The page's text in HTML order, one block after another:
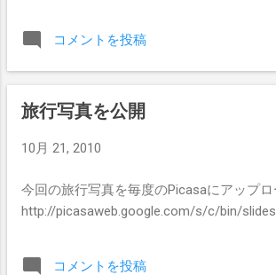
にしようかと思ったのですが、アジアマイ
め One world 便で。
コメントを投稿
旅行写真を公開
10月 21, 2010
今回の旅行写真を毎度のPicasaにアップロ
http://picasaweb.google.com/s/c/bin/
コメントを投稿